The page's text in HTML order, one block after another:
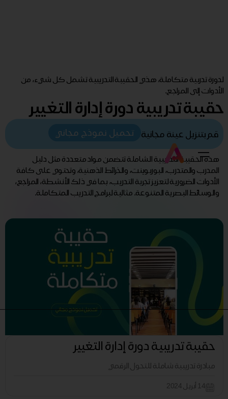
لدورة تدربية متكاملة، هذي الحقيبة التدريبية تشمل كل شيء، من
الأدوات إلى المراجع.
حقيبة تدريبية دورة إدارة التغيير
قم بتنزيل عينة مجانية تحميل نموذج مجاني
هذه الحقيبة التدريبية الشاملة تتضمن مواد متعددة مثل دليل
المدرب والمتدرب، البوربوينت، والخرائط الذهنية، وتحتوي على كافة
الأدوات الضرورية لتعزيز تجربة التدريب، بما في ذلك الأنشطة، المراجع،
والوسائط البصرية المتنوعة. مثالية لبرامج التدريب المتكاملة.
حقيبة تدريبية دورة إدارة التغيير
مبادرة تدريبية شاملة للتحول الرقمي
14 أبريل 2024